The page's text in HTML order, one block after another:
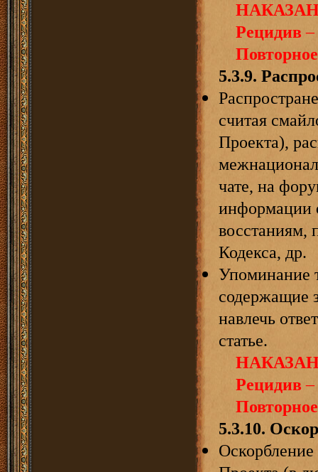
Рецидив–
5.3.9.
считая
Проекта),
чате, на
информации
восстаниям,
Кодекса, др.
Упоминание
содержащие
навлечь
статье.
Рецидив–
5.3.10.